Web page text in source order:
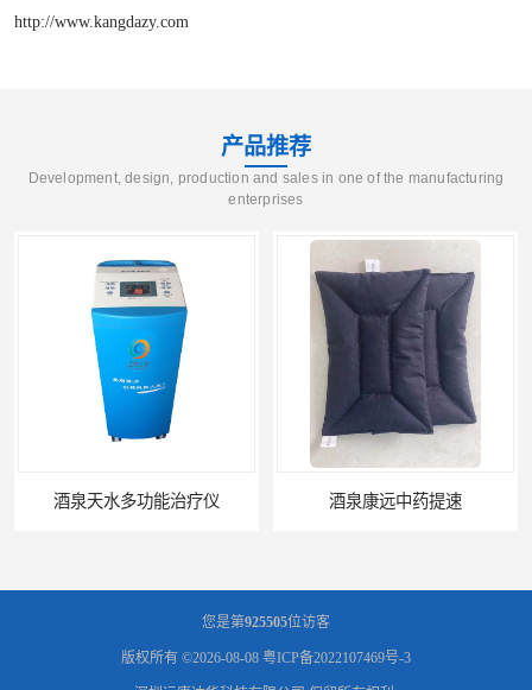
http://www.kangdazy.com
产品推荐
Development, design, production and sales in one of the manufacturing
enterprises
酒泉天水多功能治疗仪 酒泉康远中药提速
您是第925505位访客
版权所有 ©2026-08-08 粤ICP备2022107469号-3